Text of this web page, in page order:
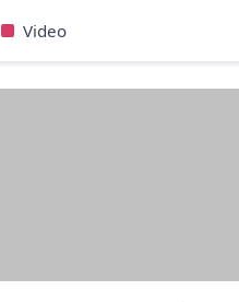
Video